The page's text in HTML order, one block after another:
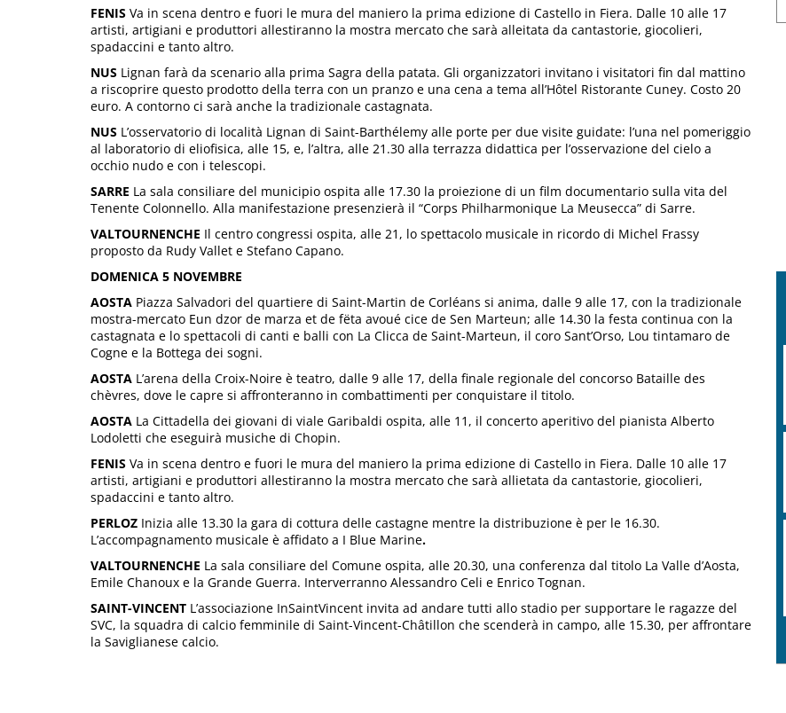
FENIS Va in scena dentro e fuori le mura del maniero la prima edizione di Castello in Fiera. Dalle 10 alle 17
artisti, artigiani e produttori allestiranno la mostra mercato che sarà alleitata da cantastorie, giocolieri,
spadaccini e tanto altro.
NUS Lignan farà da scenario alla prima Sagra della patata. Gli organizzatori invitano i visitatori fin dal mattino
a riscoprire questo prodotto della terra con un pranzo e una cena a tema all’Hôtel Ristorante Cuney. Costo 20
euro. A contorno ci sarà anche la tradizionale castagnata.
NUS L’osservatorio di località Lignan di Saint-Barthélemy alle porte per due visite guidate: l’una nel pomeriggio
al laboratorio di eliofisica, alle 15, e, l’altra, alle 21.30 alla terrazza didattica per l’osservazione del cielo a
occhio nudo e con i telescopi.
SARRE La sala consiliare del municipio ospita alle 17.30 la proiezione di un film documentario sulla vita del
Tenente Colonnello. Alla manifestazione presenzierà il “Corps Philharmonique La Meusecca” di Sarre.
VALTOURNENCHE Il centro congressi ospita, alle 21, lo spettacolo musicale in ricordo di Michel Frassy
proposto da Rudy Vallet e Stefano Capano.
DOMENICA 5 NOVEMBRE
AOSTA Piazza Salvadori del quartiere di Saint-Martin de Corléans si anima, dalle 9 alle 17, con la tradizionale
mostra-mercato Eun dzor de marza et de fëta avoué cice de Sen Marteun; alle 14.30 la festa continua con la
castagnata e lo spettacoli di canti e balli con La Clicca de Saint-Marteun, il coro Sant’Orso, Lou tintamaro de
Cogne e la Bottega dei sogni.
AOSTA L’arena della Croix-Noire è teatro, dalle 9 alle 17, della finale regionale del concorso Bataille des
chèvres, dove le capre si affronteranno in combattimenti per conquistare il titolo.
AOSTA La Cittadella dei giovani di viale Garibaldi ospita, alle 11, il concerto aperitivo del pianista Alberto
Lodoletti che eseguirà musiche di Chopin.
FENIS Va in scena dentro e fuori le mura del maniero la prima edizione di Castello in Fiera. Dalle 10 alle 17
artisti, artigiani e produttori allestiranno la mostra mercato che sarà allietata da cantastorie, giocolieri,
spadaccini e tanto altro.
PERLOZ Inizia alle 13.30 la gara di cottura delle castagne mentre la distribuzione è per le 16.30.
L’accompagnamento musicale è affidato a I Blue Marine.
VALTOURNENCHE La sala consiliare del Comune ospita, alle 20.30, una conferenza dal titolo La Valle d’Aosta,
Emile Chanoux e la Grande Guerra. Interverranno Alessandro Celi e Enrico Tognan.
SAINT-VINCENT L’associazione InSaintVincent invita ad andare tutti allo stadio per supportare le ragazze del
SVC, la squadra di calcio femminile di Saint-Vincent-Châtillon che scenderà in campo, alle 15.30, per affrontare
la Saviglianese calcio.